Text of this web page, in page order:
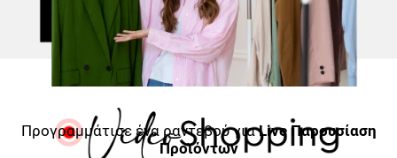
Προγραμμάτισε ένα ραντεβού γιαLive Παρουσίαση
Προϊόντων